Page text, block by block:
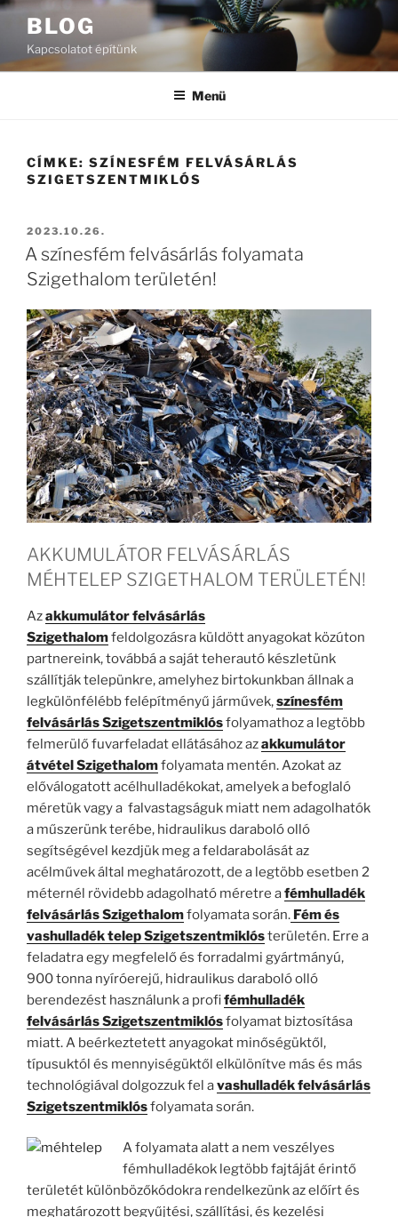
Tartalomhoz
BLOG
Kapcsolatot építünk
Menü
CÍMKE: SZÍNESFÉM FELVÁSÁRLÁS
SZIGETSZENTMIKLÓS
BEKÜLDVE:
2023.10.26.
A színesfém felvásárlás folyamata
Szigethalom területén!
AKKUMULÁTOR FELVÁSÁRLÁS
MÉHTELEP SZIGETHALOM TERÜLETÉN!
Azakkumulátor felvásárlás
Szigethalomfeldolgozásra küldött anyagokat közúton
partnereink, továbbá a saját teherautó készletünk
szállítják telepünkre, amelyhez birtokunkban állnak a
legkülönfélébb felépítményű járművek,színesfém
felvásárlás Szigetszentmiklósfolyamathoz a legtöbb
felmerülő fuvarfeladat ellátásához azakkumulátor
átvétel Szigethalomfolyamata mentén. Azokat az
előválogatott acélhulladékokat, amelyek a befoglaló
méretük vagy a falvastagságuk miatt nem adagolhatók
a műszerünk terébe, hidraulikus daraboló olló
segítségével kezdjük meg a feldarabolását az
acélművek által meghatározott, de a legtöbb esetben 2
méternél rövidebb adagolható méretre afémhulladék
felvásárlás Szigethalomfolyamata során. Fém és
vashulladék telep Szigetszentmiklósterületén. Erre a
feladatra egy megfelelő és forradalmi gyártmányú,
900 tonna nyíróerejű, hidraulikus daraboló olló
berendezést használunk a profifémhulladék
felvásárlás Szigetszentmiklósfolyamat biztosítása
miatt. A beérkeztetett anyagokat minőségüktől,
típusuktól és mennyiségüktől elkülönítve más és más
technológiával dolgozzuk fel avashulladék felvásárlás
Szigetszentmiklósfolyamata során.
A folyamata alatt a nem veszélyes
fémhulladékok legtöbb fajtáját érintő
területét különbözőkódokra rendelkezünk az előírt és
meghatározott begyűjtési, szállítási, és kezelési